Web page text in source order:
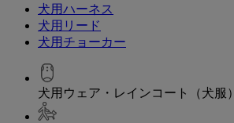
犬用ハーネス
犬用リード
犬用チョーカー
犬用ウェア・レインコート（犬服）